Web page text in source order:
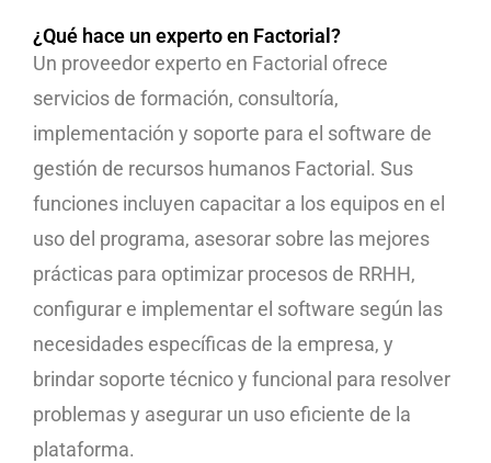
¿Qué hace un experto en Factorial?
Un proveedor experto en Factorial ofrece
servicios de formación, consultoría,
implementación y soporte para el software de
gestión de recursos humanos Factorial. Sus
funciones incluyen capacitar a los equipos en el
uso del programa, asesorar sobre las mejores
prácticas para optimizar procesos de RRHH,
configurar e implementar el software según las
necesidades específicas de la empresa, y
brindar soporte técnico y funcional para resolver
problemas y asegurar un uso eficiente de la
plataforma.